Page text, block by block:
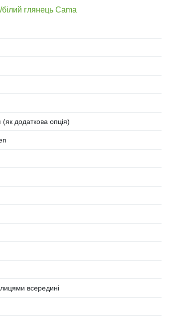
глянець Cama
(як додаткова опція)
всередині